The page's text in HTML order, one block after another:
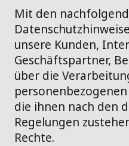
Mit den
unsere Kunden,
Geschäftspartner,
über die
die ihnen nach den
Regelungen
Rechte.